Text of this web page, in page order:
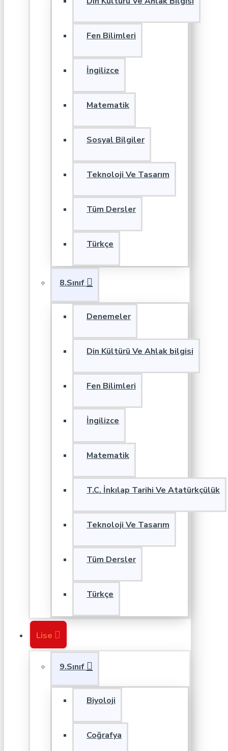
Fen Bilimleri
İngilizce
Matematik
Sosyal Bilgiler
Teknoloji Ve Tasarım
Tüm Dersler
Türkçe
8.Sınıf
Denemeler
Din Kültürü Ve Ahlak bilgisi
Fen Bilimleri
İngilizce
Matematik
T.C. İnkılap Tarihi Ve Atatürkçülük
Teknoloji Ve Tasarım
Tüm Dersler
Türkçe
Lise
9.Sınıf
Biyoloji
Coğrafya